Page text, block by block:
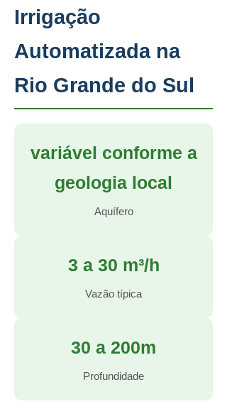
Irrigação
Automatizada na
Rio Grande do Sul
variável conforme a
geologia local
Aquífero
3 a 30 m³/h
Vazão típica
30 a 200m
Profundidade